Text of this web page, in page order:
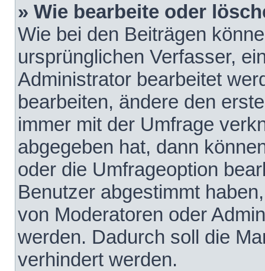
» Wie bearbeite oder
Wie bei den Beiträgen
ursprünglichen Verfasser,
Administrator bearbeitet
bearbeiten, ändere den
immer mit der Umfrage
abgegeben hat, dann
oder die Umfrageoption
Benutzer abgestimmt
von Moderatoren oder
werden. Dadurch soll die
verhindert werden.